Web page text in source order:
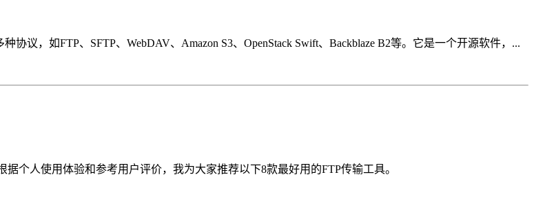
议，如FTP、SFTP、WebDAV、Amazon S3、OpenStack Swift、Backblaze B2等。它是一个开源软件，...
个人使用体验和参考用户评价，我为大家推荐以下8款最好用的FTP传输工具。